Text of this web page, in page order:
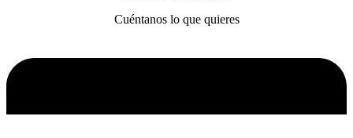
Cuéntanos lo que quieres